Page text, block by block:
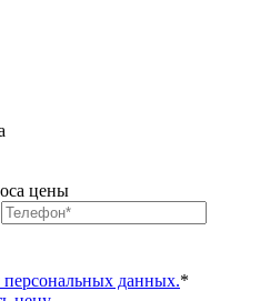
цены
персональных данных.*